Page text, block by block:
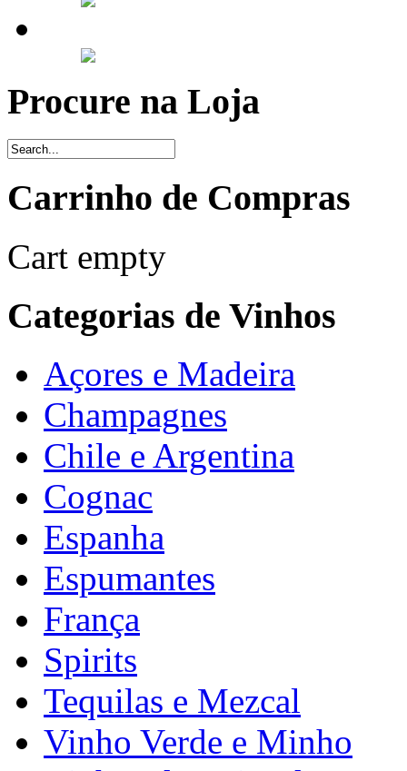
Procure na Loja
Carrinho de Compras
Cart empty
Categorias de Vinhos
Açores e Madeira
Champagnes
Chile e Argentina
Cognac
Espanha
Espumantes
França
Spirits
Tequilas e Mezcal
Vinho Verde e Minho